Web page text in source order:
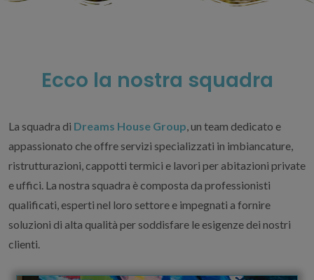
Ecco la nostra squadra
La squadra di Dreams House Group , un team dedicato e
appassionato che offre servizi specializzati in imbiancature,
ristrutturazioni, cappotti termici e lavori per abitazioni private
e uffici. La nostra squadra è composta da professionisti
qualificati, esperti nel loro settore e impegnati a fornire
soluzioni di alta qualità per soddisfare le esigenze dei nostri
clienti.